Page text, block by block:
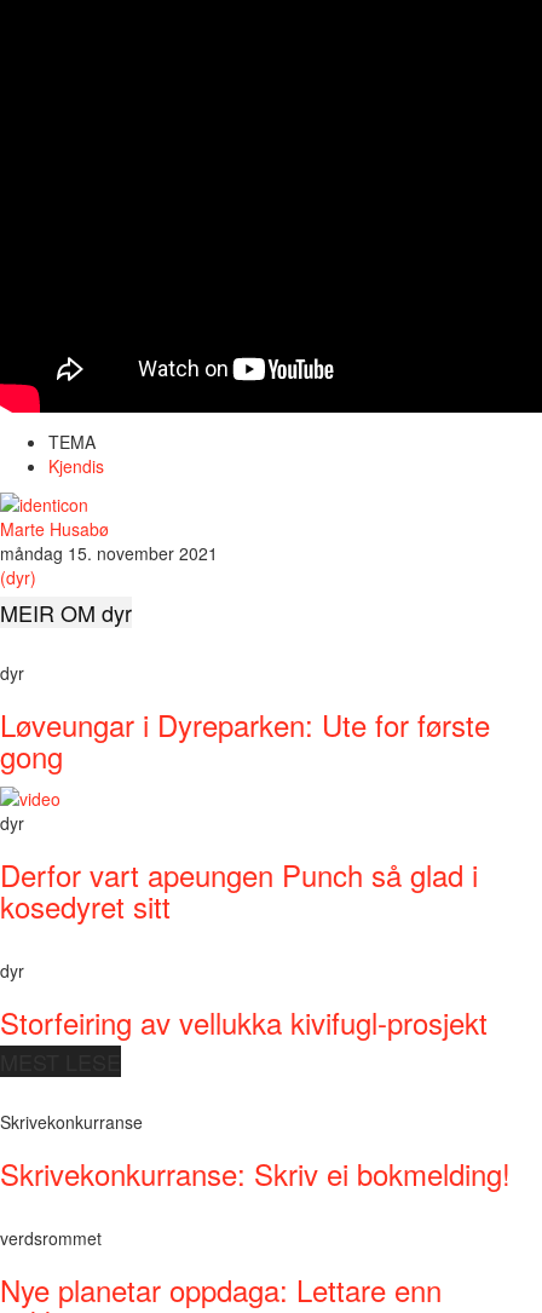
TEMA
Kjendis
Marte Husabø
måndag 15. november 2021
(dyr)
MEIR OM dyr
dyr
Løveungar i Dyreparken: Ute for første
gong
dyr
Derfor vart apeungen Punch så glad i
kosedyret sitt
dyr
Storfeiring av vellukka kivifugl-prosjekt
Skrivekonkurranse
Skrivekonkurranse: Skriv ei bokmelding!
verdsrommet
Nye planetar oppdaga: Lettare enn